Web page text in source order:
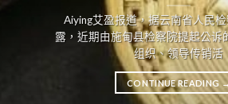
Aiying艾盈报道，据云南省人民
露，近期由施甸县检察院提起公诉
组织、领导传销活
CONTINUE READING